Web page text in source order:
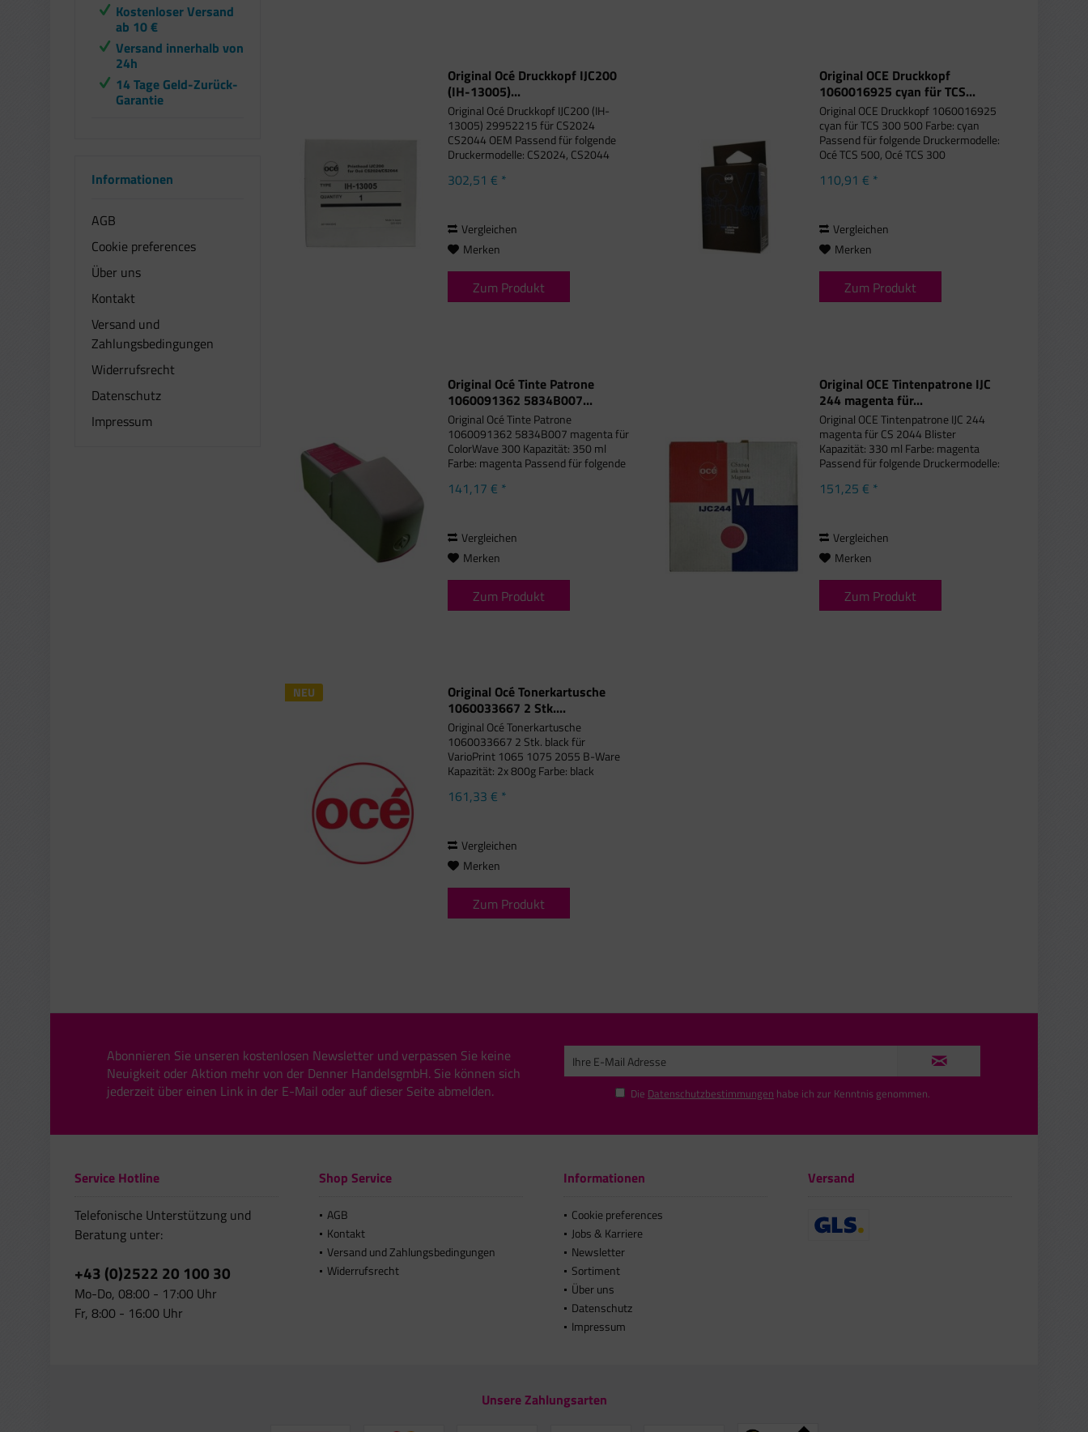
Kostenloser Versand
ab 10 €
Versand innerhalb von
24h
14 Tage Geld-Zurück-
Garantie
Informationen
AGB
Cookie preferences
Über uns
Kontakt
Versand und
Zahlungsbedingungen
Widerrufsrecht
Datenschutz
Impressum
Original Océ Druckkopf IJC200
(IH-13005)...
Original Océ Druckkopf IJC200 (IH-
13005) 29952215 für CS2024
CS2044 OEM Passend für folgende
Druckermodelle: CS2024, CS2044
302,51 € *
Vergleichen
Merken
Zum Produkt
Original OCE Druckkopf
1060016925 cyan für TCS...
Original OCE Druckkopf 1060016925
cyan für TCS 300 500 Farbe: cyan
Passend für folgende Druckermodelle:
Océ TCS 500, Océ TCS 300
110,91 € *
Vergleichen
Merken
Zum Produkt
Original Océ Tinte Patrone
1060091362 5834B007...
Original Océ Tinte Patrone
1060091362 5834B007 magenta für
ColorWave 300 Kapazität: 350 ml
Farbe: magenta Passend für folgende
141,17 € *
Vergleichen
Merken
Zum Produkt
Original OCE Tintenpatrone IJC
244 magenta für...
Original OCE Tintenpatrone IJC 244
magenta für CS 2044 Blister
Kapazität: 330 ml Farbe: magenta
Passend für folgende Druckermodelle:
mittels einfacher
151,25 € *
Vergleichen
Merken
Zum Produkt
NEU
Original Océ Tonerkartusche
1060033667 2 Stk....
Original Océ Tonerkartusche
1060033667 2 Stk. black für
VarioPrint 1065 1075 2055 B-Ware
Kapazität: 2x 800g Farbe: black
Océ VarioPrint 1055, Océ VarioPrint
161,33 € *
Vergleichen
Merken
Zum Produkt
Abonnieren Sie unseren kostenlosen Newsletter und verpassen Sie keine
Neuigkeit oder Aktion mehr von der Denner HandelsgmbH. Sie können sich
jederzeit über einen Link in der E-Mail oder auf dieser Seite abmelden.
Die Datenschutzbestimmungen habe ich zur Kenntnis genommen.
Service Hotline
Telefonische Unterstützung und
Beratung unter:
+43 (0)2522 20 100 30
Mo-Do, 08:00 - 17:00 Uhr
Fr, 8:00 - 16:00 Uhr
Shop Service
AGB
Kontakt
Versand und Zahlungsbedingungen
Widerrufsrecht
Informationen
Cookie preferences
Jobs & Karriere
Newsletter
Sortiment
Über uns
Datenschutz
Impressum
Versand
Unsere Zahlungsarten